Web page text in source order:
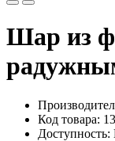
Шар из
Код товара:
Доступность: